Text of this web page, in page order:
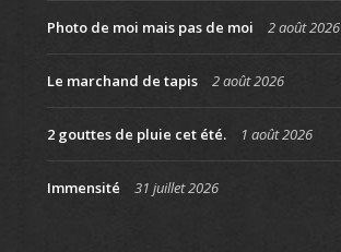
Photo de moi mais pas de moi 2 août 2026
Le marchand de tapis 2 août 2026
2 gouttes de pluie cet été. 1 août 2026
Immensité 31 juillet 2026